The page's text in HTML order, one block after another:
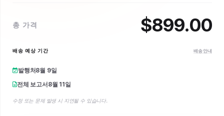
총 가격 $899.00
배송 예상 기간 배송 안내
발행처8월 9일
전체 보고서8월 11일
수정 또는 문제 발생 시 지연될 수 있습니다.